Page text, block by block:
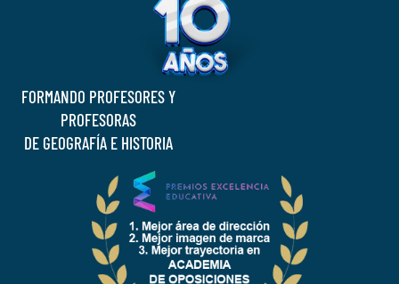
FORMANDO PROFESORES Y
PROFESORAS
DE GEOGRAFÍA E HISTORIA